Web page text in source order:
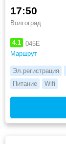
4.1
045Е
Маршрут
17:50
Волгоград
Эл.регистрация
Питание
Wifi